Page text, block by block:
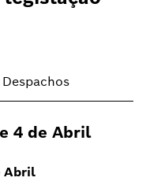
Despachos
4 de Abril
Abril